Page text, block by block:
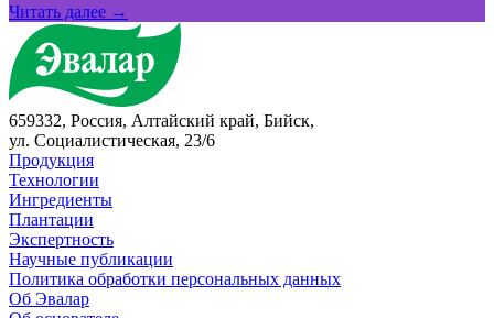
Читать далее →
659332, Россия, Алтайский край, Бийск,
ул. Социалистическая, 23/6
Продукция
Технологии
Ингредиенты
Плантации
Экспертность
Научные публикации
Политика обработки персональных данных
Об Эвалар